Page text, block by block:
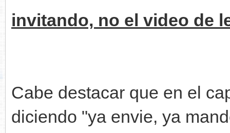
invitando, no el video de
Cabe destacar que en el
diciendo "ya envie, ya